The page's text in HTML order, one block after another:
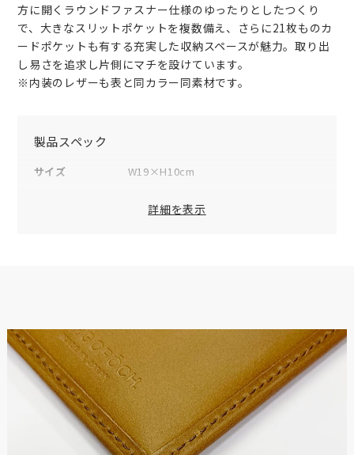
方に開くラウンドファスナー仕様のゆったりとしたつくり
で、大きなスリットポケットを複数備え、さらに21枚ものカ
ードポケットも有する充実した収納スペースが魅力。取り出
し易さを追求し片側にマチを設けています。
※内装のレザーも表と同カラー同素材です。
製品スペック
サイズ
W19×H10cm
ございます
原産国
日本
※数値は全て概算です。
※製品および付属品の仕様は、改良のため予告なく変更する場
合があります。
※製品画像の色に関しましてはお使いのパソコンや携帯端末の
詳細を表示